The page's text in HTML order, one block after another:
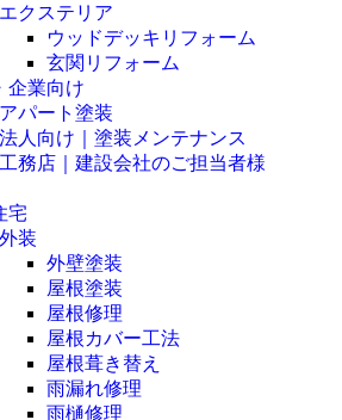
エクステリア
ウッドデッキリフォーム
玄関リフォーム
企業向け
アパート塗装
法人向け｜塗装メンテナンス
工務店｜建設会社のご担当者様
宅
外装
外壁塗装
屋根塗装
屋根修理
屋根カバー工法
屋根葺き替え
雨漏れ修理
雨樋修理